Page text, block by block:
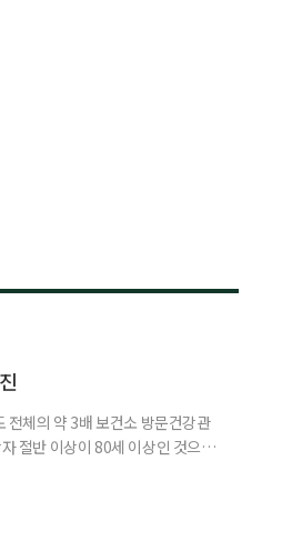
체의 약 3배 보건소 방문건강관
절반 이상이 80세 이상인 것으로
환자 수